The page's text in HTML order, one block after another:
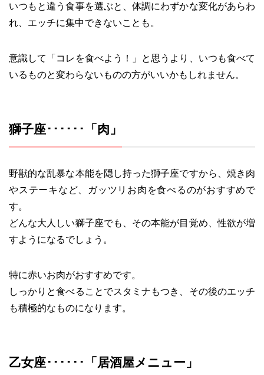
いつもと違う食事を選ぶと、体調にわずかな変化があらわ
れ、エッチに集中できないことも。
意識して「コレを食べよう！」と思うより、いつも食べて
いるものと変わらないものの方がいいかもしれません。
獅子座･･････「肉」
野獣的な乱暴な本能を隠し持った獅子座ですから、焼き肉
やステーキなど、ガッツリお肉を食べるのがおすすめで
す。
どんな大人しい獅子座でも、その本能が目覚め、性欲が増
すようになるでしょう。
特に赤いお肉がおすすめです。
しっかりと食べることでスタミナもつき、その後のエッチ
も積極的なものになります。
乙女座･･････「居酒屋メニュー」